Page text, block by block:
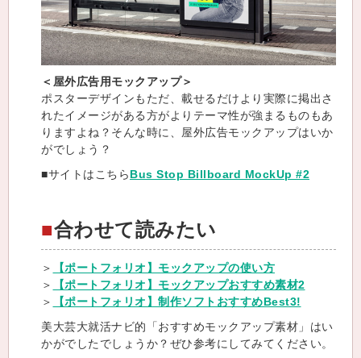
＜屋外広告用モックアップ＞
ポスターデザインもただ、載せるだけより実際に掲出さ
れたイメージがある方がよりテーマ性が強まるものもあ
りますよね？そんな時に、屋外広告モックアップはいか
がでしょう？
■サイトはこちらBus Stop Billboard MockUp #2
合わせて読みたい
＞
【ポートフォリオ】モックアップの使い方
＞
【ポートフォリオ】モックアップおすすめ素材2
＞
【ポートフォリオ】制作ソフトおすすめBest3!
美大芸大就活ナビ的「おすすめモックアップ素材」はい
かがでしたでしょうか？ぜひ参考にしてみてください。